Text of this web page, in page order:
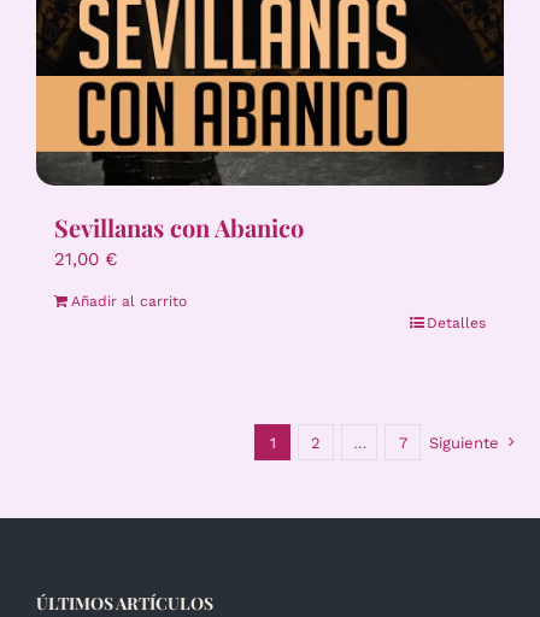
Sevillanas con Abanico
21,00 €
Añadir al carrito
Detalles
1 2 … 7 Siguiente
ÚLTIMOS ARTÍCULOS